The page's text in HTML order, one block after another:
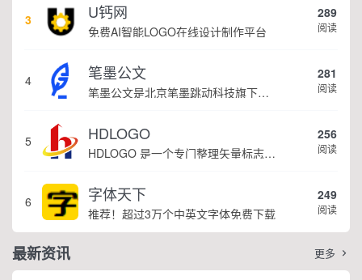
3 U钙网
免费AI智能LOGO在线设计制作平台
289
阅读
4 笔墨公文
笔墨公文是北京笔墨跳动科技旗下垂直公文赛道 AIGC 创作平台，深耕体制公文专业场景，依托海量标准公文语料训练专属大模型。平台整合 AI 公文生成、全维度智能校对、范文库、实时更新素材库、标准化公文模板五大核心板块，兼顾公文快速撰写、文稿合...
281
阅读
5 HDLOGO
HDLOGO 是一个专门整理矢量标志和图标的网站，提供各类品牌和公司的矢量标志下载服务，主要面向设计师、营销人员和企业用户，帮他们获取高质量的品牌标识资源。
256
阅读
6 字体天下
推荐！超过3万个中英文字体免费下载
249
阅读
最新资讯 更多 